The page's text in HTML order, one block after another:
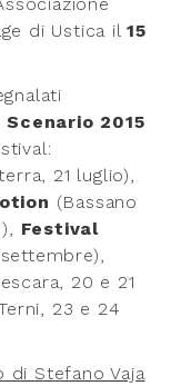
di Ustica il15
Scenario 2015
21 luglio),
(Bassano
Festival
20 e 21
23 e 24
di Stefano Vaja